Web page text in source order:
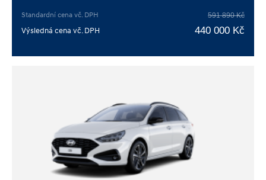
Standardní cena vč. DPH 591 890 Kč
Výsledná cena vč. DPH 440 000 Kč